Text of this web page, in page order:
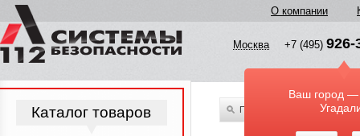
О компании
Москва +7 (495) 926-
Ваш город —
По всему каталогу
Каталог товаров